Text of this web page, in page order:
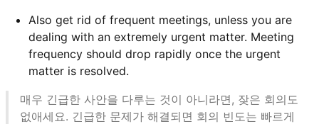
Also get rid of frequent meetings, unless you are
dealing with an extremely urgent matter. Meeting
frequency should drop rapidly once the urgent
matter is resolved.
매우 긴급한 사안을 다루는 것이 아니라면, 잦은 회의도
없애세요. 긴급한 문제가 해결되면 회의 빈도는 빠르게